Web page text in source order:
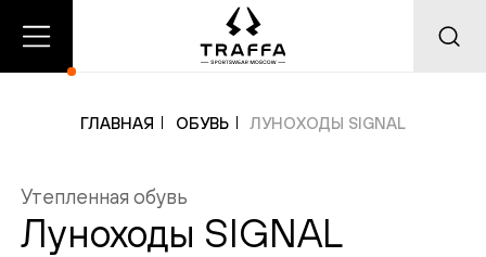
Каталог
О
ГЛАВНАЯ ОБУВЬ ЛУНОХОДЫ SIGNAL
Утепленная обувь
Луноходы SIGNAL
Добавлено в корзину
Добавлено в избранное